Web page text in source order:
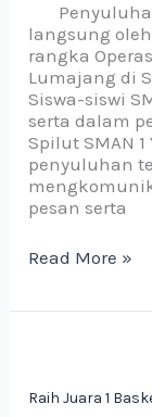
langsung
rangka
Lumajang di
Siswa-siswi
serta dalam
Spilut SMAN
penyuluhan
pesan serta
2022
I
Oleh
Polres
Lumajang
Read More »
Raih Juara 1
1